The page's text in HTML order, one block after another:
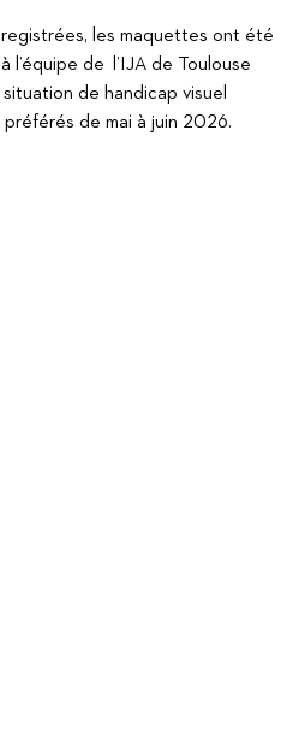
les maquettes ont été
l’équipe de l’IJA de Toulouse
de handicap visuel
de mai à juin 2026.